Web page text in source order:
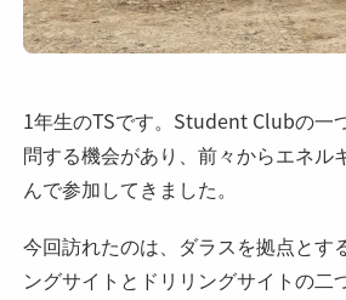
1年生のTSです。Student Clubの一
問する機会があり、前々からエネ
んで参加してきました。
今回訪れたのは、ダラスを拠点と
ングサイトとドリリングサイトの